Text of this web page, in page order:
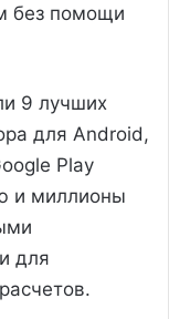
без помощи
9 лучших
для Android,
Play
и миллионы
для